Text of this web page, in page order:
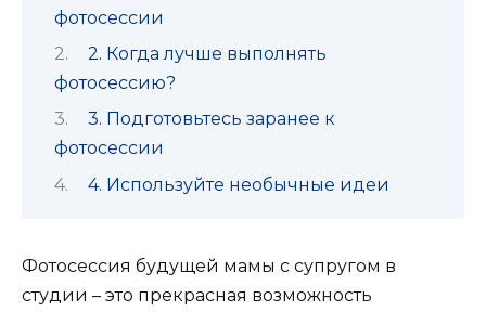
фотосессии
2. Когда лучше выполнять
фотосессию?
3. Подготовьтесь заранее к
фотосессии
4. Используйте необычные идеи
Фотосессия будущей мамы с супругом в
студии – это прекрасная возможность